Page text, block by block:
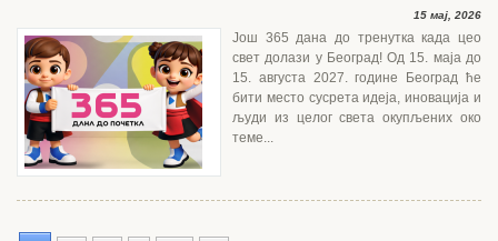
15 мај, 2026
Још 365 дана до тренутка када цео
свет долази у Београд! Од 15. маја до
15. августа 2027. године Београд ће
бити место сусрета идеја, иновација и
људи из целог света окупљених око
теме...